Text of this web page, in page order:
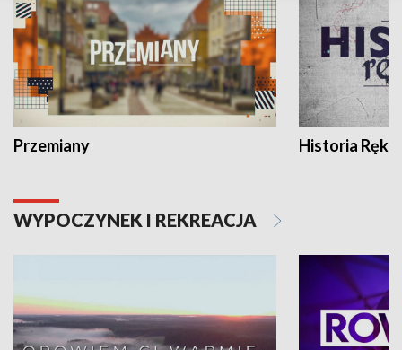
Przemiany Historia Ręką
WYPOCZYNEK I REKREACJA